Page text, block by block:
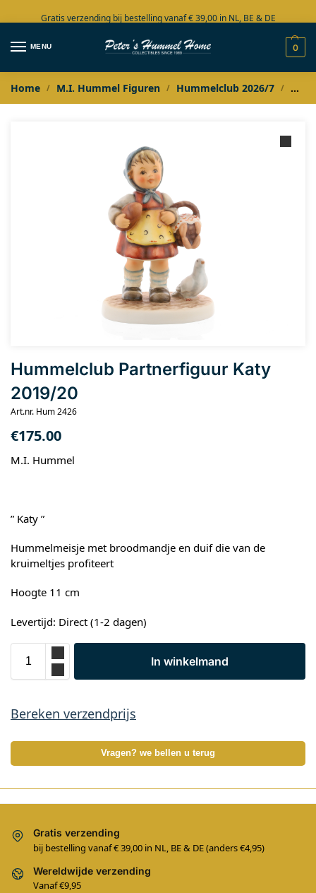
Gratis verzending bij bestelling vanaf € 39,00 in NL, BE & DE
Grote collectie in voorraad
MENU 0
Home / M.I. Hummel Figuren / Hummelclub 2026/7 /
Hummelclub Partnerfiguur Katy
2019/20
Art.nr. Hum 2426
€175.00
M.I. Hummel
” Katy ”
Hummelmeisje met broodmandje en duif die van de
kruimeltjes profiteert
Hoogte 11 cm
Levertijd: Direct (1-2 dagen)
In winkelmand
Bereken verzendprijs
Vragen? we bellen u terug
Gratis verzending
bij bestelling vanaf € 39,00 in NL, BE & DE (anders €4,95)
Wereldwijde verzending
Vanaf €9,95